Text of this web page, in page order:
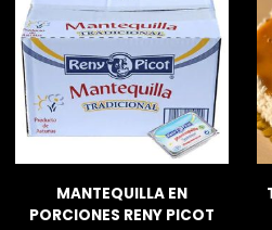
MANTEQUILLA EN
PORCIONES RENY PICOT